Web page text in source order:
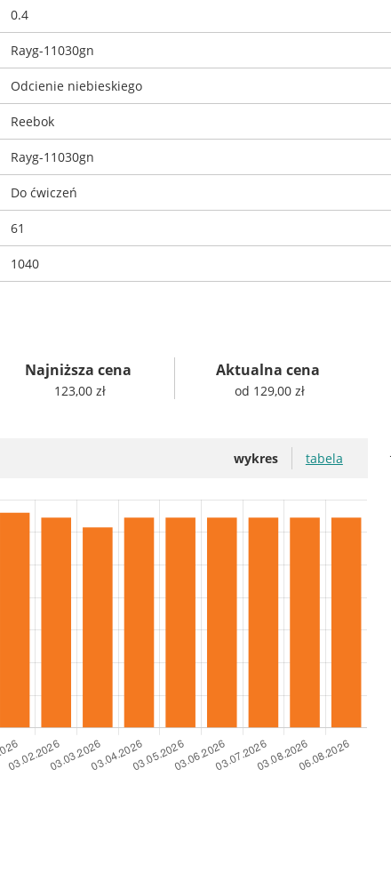
0.4
Rayg-11030gn
Odcienie niebieskiego
Reebok
Rayg-11030gn
Do ćwiczeń
61
1040
Najniższa cena
123,00 zł
Aktualna cena
od 129,00 zł
wykres tabela